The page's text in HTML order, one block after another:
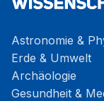
Astronomie &
Erde & Umwelt
Archäologie
Gesundheit &